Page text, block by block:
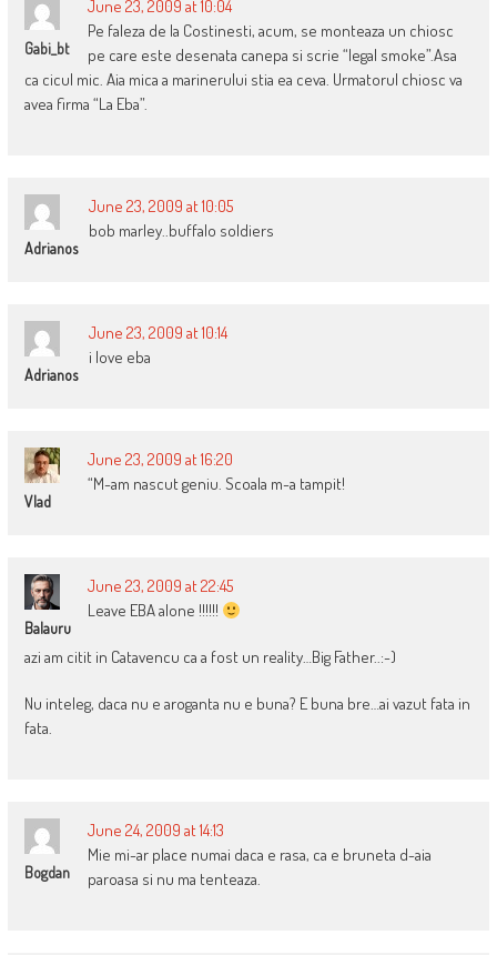
Gabi_bt
June 23, 2009 at 10:04
Pe faleza de la Costinesti, acum, se monteaza un chiosc
pe care este desenata canepa si scrie “legal smoke”.Asa
ca cicul mic. Aia mica a marinerului stia ea ceva. Urmatorul chiosc va
avea firma “La Eba”.
Adrianos
June 23, 2009 at 10:05
bob marley..buffalo soldiers
Adrianos
June 23, 2009 at 10:14
i love eba
Vlad
June 23, 2009 at 16:20
“M-am nascut geniu. Scoala m-a tampit!
Balauru
June 23, 2009 at 22:45
Leave EBA alone !!!!!!
azi am citit in Catavencu ca a fost un reality…Big Father..:-)
Nu inteleg, daca nu e aroganta nu e buna? E buna bre…ai vazut fata in
fata.
Bogdan
June 24, 2009 at 14:13
Mie mi-ar place numai daca e rasa, ca e bruneta d-aia
paroasa si nu ma tenteaza.